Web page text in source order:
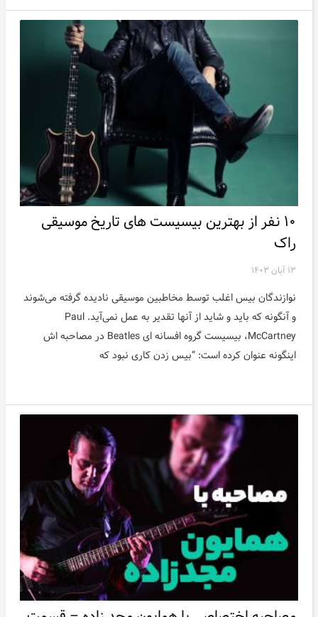
۱۰ نفر از بهترین بیسیست های تاریخ موسیقی
راک
۱۳ آبان ۱۴۰۳
نوازندگان بیس اغلب توسط مخاطبین موسیقی نادیده گرفته می‌شوند
و آنگونه که باید و شاید از آنها تقدیر به عمل نمی‌آید. Paul
McCartney، بیسیست گروه افسانه ای Beatles در مصاحبه اش
اینگونه عنوان کرده است: “بیس زدن کاری نبود که